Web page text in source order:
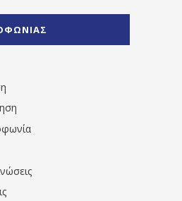
" artist="" ]